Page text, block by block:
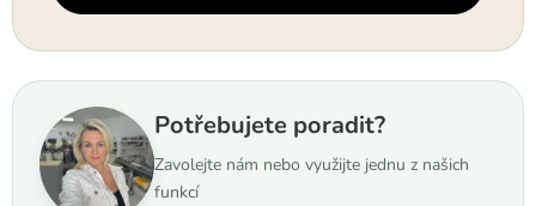
Potřebujete poradit?
Zavolejte nám nebo využijte jednu z našich
funkcí